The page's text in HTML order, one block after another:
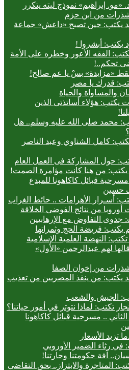
إبراهيم» نموذج ليته يتكرر
من ابن حزم
يكتب: حين تصبح «داعش» جماعة
يكتب: أبشروا !
الفقه الأعور وخطره على الأمة
تحكم..!
قدرك يا مصر
والمساواة والحياة
يكتب: هؤلاء أساتذتى الذين
محمد صلى الله عليه وسلم.. هل
كامل الشناوي وعبد الناصر
حول المشاركة فى العمل العام
يكتب: من هنا كانت مؤامرة الصمت!
قبائل كاكاهونا للمبدع
حسين
أسـرار الأهرامات .. حائط الغراب
من نتائج الفوضى الخلاقة
جدوى التفاوض مع الإرهابيين
يكتب: فريضة الحج وثمراتها
النهضة العلمية الإسلامية
لهم عبدالرحمن «الأول»
من إخوان الصفا
يكتب: من ينقذ المصريين من تعذيب
الجيش والشعب
تكتب: لماذا نتوتر في أمور حياتنا؟
.. مسرحية قبائل كاكاهونا
تزيد الأسعار
رثاء الضمير الأوروبي
آفة حكومتنا وحارتنا!
المتاجرة والابتزاز.. بحق التقاضى